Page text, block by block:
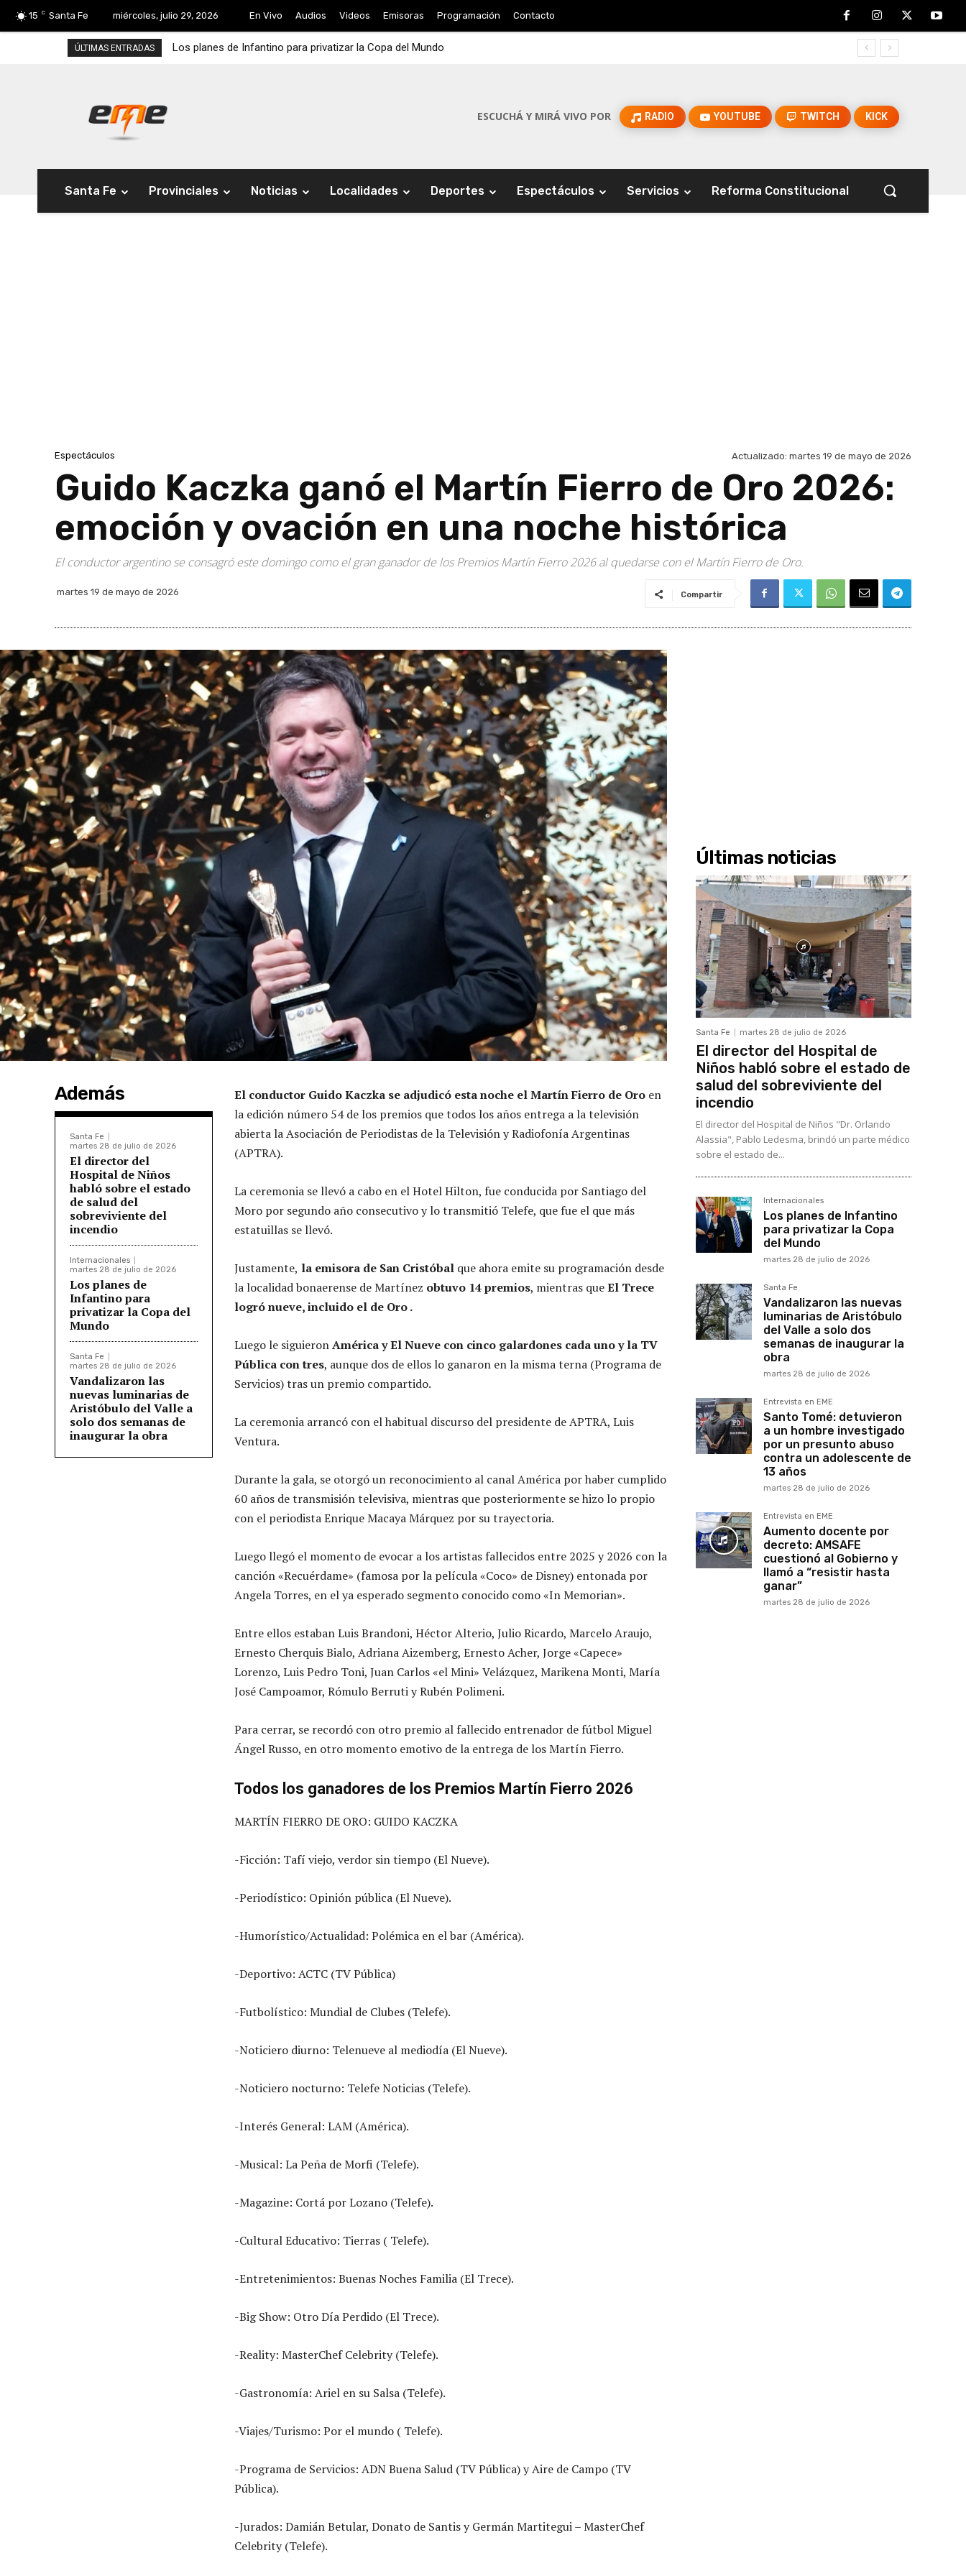
15 C Santa Fe miércoles, julio 29, 2026 En Vivo Audios Videos Emisoras Programación Contacto
ÚLTIMAS ENTRADAS Los planes de Infantino para privatizar la Copa del Mundo
ESCUCHÁ Y MIRÁ VIVO POR RADIO YOUTUBE TWITCH KICK
Santa Fe Provinciales Noticias Localidades Deportes Espectáculos Servicios Reforma Constitucional
Espectáculos Actualizado: martes 19 de mayo de 2026
Guido Kaczka ganó el Martín Fierro de Oro 2026:
emoción y ovación en una noche histórica
El conductor argentino se consagró este domingo como el gran ganador de los Premios Martín Fierro 2026 al quedarse con el Martín Fierro de Oro.
martes 19 de mayo de 2026 Compartir
Además
Santa Fe
martes 28 de julio de 2026
El director del
Hospital de Niños
habló sobre el estado
de salud del
sobreviviente del
incendio
Internacionales
martes 28 de julio de 2026
Los planes de
Infantino para
privatizar la Copa del
Mundo
Santa Fe
martes 28 de julio de 2026
Vandalizaron las
nuevas luminarias de
Aristóbulo del Valle a
solo dos semanas de
inaugurar la obra
El conductor Guido Kaczka se adjudicó esta noche el Martín Fierro de Oro en
la edición número 54 de los premios que todos los años entrega a la televisión
abierta la Asociación de Periodistas de la Televisión y Radiofonía Argentinas
(APTRA).
La ceremonia se llevó a cabo en el Hotel Hilton, fue conducida por Santiago del
Moro por segundo año consecutivo y lo transmitió Telefe, que fue el que más
estatuillas se llevó.
Justamente, la emisora de San Cristóbal que ahora emite su programación desde
la localidad bonaerense de Martínez obtuvo 14 premios, mientras queEl Trece
logró nueve, incluido el de Oro .
Luego le siguieronAmérica y El Nueve con cinco galardones cada uno y la TV
Pública con tres, aunque dos de ellos lo ganaron en la misma terna (Programa de
Servicios) tras un premio compartido.
La ceremonia arrancó con el habitual discurso del presidente de APTRA, Luis
Ventura.
Durante la gala, se otorgó un reconocimiento al canal América por haber cumplido
60 años de transmisión televisiva, mientras que posteriormente se hizo lo propio
con el periodista Enrique Macaya Márquez por su trayectoria.
Luego llegó el momento de evocar a los artistas fallecidos entre 2025 y 2026 con la
canción «Recuérdame» (famosa por la película «Coco» de Disney) entonada por
Angela Torres, en el ya esperado segmento conocido como «In Memorian».
Entre ellos estaban Luis Brandoni, Héctor Alterio, Julio Ricardo, Marcelo Araujo,
Ernesto Cherquis Bialo, Adriana Aizemberg, Ernesto Acher, Jorge «Capece»
Lorenzo, Luis Pedro Toni, Juan Carlos «el Mini» Velázquez, Marikena Monti, María
José Campoamor, Rómulo Berruti y Rubén Polimeni.
Para cerrar, se recordó con otro premio al fallecido entrenador de fútbol Miguel
Ángel Russo, en otro momento emotivo de la entrega de los Martín Fierro.
Todos los ganadores de los Premios Martín Fierro 2026
MARTÍN FIERRO DE ORO: GUIDO KACZKA
-Ficción: Tafí viejo, verdor sin tiempo (El Nueve).
-Periodístico: Opinión pública (El Nueve).
-Humorístico/Actualidad: Polémica en el bar (América).
-Deportivo: ACTC (TV Pública)
-Futbolístico: Mundial de Clubes (Telefe).
-Noticiero diurno: Telenueve al mediodía (El Nueve).
-Noticiero nocturno: Telefe Noticias (Telefe).
-Interés General: LAM (América).
-Musical: La Peña de Morfi (Telefe).
-Magazine: Cortá por Lozano (Telefe).
-Cultural Educativo: Tierras ( Telefe).
-Entretenimientos: Buenas Noches Familia (El Trece).
-Big Show: Otro Día Perdido (El Trece).
-Reality: MasterChef Celebrity (Telefe).
-Gastronomía: Ariel en su Salsa (Telefe).
-Viajes/Turismo: Por el mundo ( Telefe).
-Programa de Servicios: ADN Buena Salud (TV Pública) y Aire de Campo (TV
Pública).
-Jurados: Damián Betular, Donato de Santis y Germán Martitegui – MasterChef
Celebrity (Telefe).
Últimas noticias
Santa Fe martes 28 de julio de 2026
El director del Hospital de
Niños habló sobre el estado de
salud del sobreviviente del
incendio
El director del Hospital de Niños "Dr. Orlando
Alassia", Pablo Ledesma, brindó un parte médico
sobre el estado de...
Internacionales
Los planes de Infantino
para privatizar la Copa
del Mundo
martes 28 de julio de 2026
Santa Fe
Vandalizaron las nuevas
luminarias de Aristóbulo
del Valle a solo dos
semanas de inaugurar la
obra
martes 28 de julio de 2026
Entrevista en EME
Santo Tomé: detuvieron
a un hombre investigado
por un presunto abuso
contra un adolescente de
13 años
martes 28 de julio de 2026
Entrevista en EME
Aumento docente por
decreto: AMSAFE
cuestionó al Gobierno y
llamó a “resistir hasta
ganar”
martes 28 de julio de 2026